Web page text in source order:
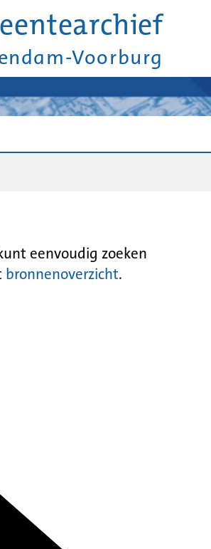
Voorburg
eenvoudig zoeken
bronnenoverzicht.